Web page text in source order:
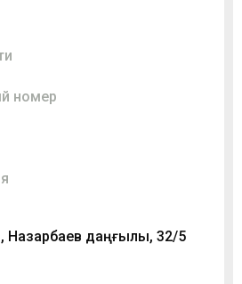
номер
Назарбаев даңғылы, 32/5